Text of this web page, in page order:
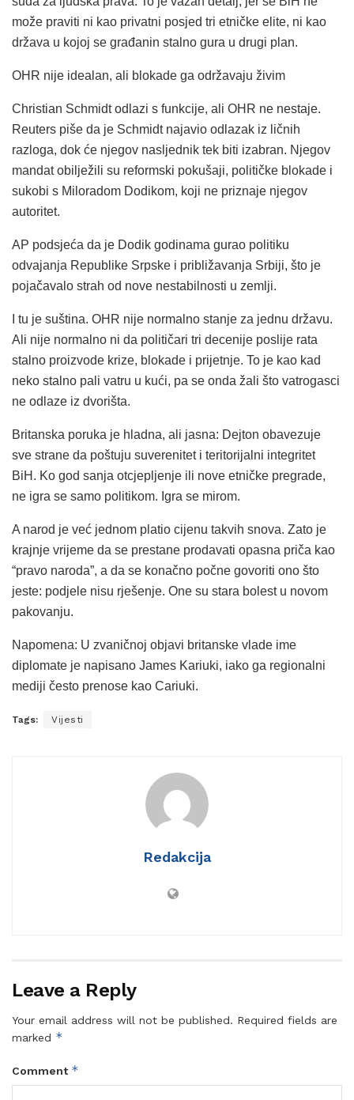
može praviti ni kao privatni posjed tri etničke elite, ni kao
država u kojoj se građanin stalno gura u drugi plan.
OHR nije idealan, ali blokade ga održavaju živim
Christian Schmidt odlazi s funkcije, ali OHR ne nestaje.
Reuters piše da je Schmidt najavio odlazak iz ličnih
razloga, dok će njegov nasljednik tek biti izabran. Njegov
mandat obilježili su reformski pokušaji, političke blokade i
sukobi s Miloradom Dodikom, koji ne priznaje njegov
autoritet.
AP podsjeća da je Dodik godinama gurao politiku
odvajanja Republike Srpske i približavanja Srbiji, što je
pojačavalo strah od nove nestabilnosti u zemlji.
I tu je suština. OHR nije normalno stanje za jednu državu.
Ali nije normalno ni da političari tri decenije poslije rata
stalno proizvode krize, blokade i prijetnje. To je kao kad
neko stalno pali vatru u kući, pa se onda žali što vatrogasci
ne odlaze iz dvorišta.
Britanska poruka je hladna, ali jasna: Dejton obavezuje
sve strane da poštuju suverenitet i teritorijalni integritet
BiH. Ko god sanja otcjepljenje ili nove etničke pregrade,
ne igra se samo politikom. Igra se mirom.
A narod je već jednom platio cijenu takvih snova. Zato je
krajnje vrijeme da se prestane prodavati opasna priča kao
“pravo naroda”, a da se konačno počne govoriti ono što
jeste: podjele nisu rješenje. One su stara bolest u novom
pakovanju.
Napomena: U zvaničnoj objavi britanske vlade ime
diplomate je napisano James Kariuki, iako ga regionalni
mediji često prenose kao Cariuki.
Tags: Vijesti
Redakcija
Leave a Reply
Your email address will not be published. Required fields are
marked *
Comment *